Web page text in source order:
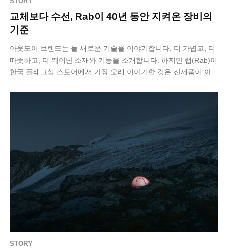
교체보다 수선, Rab이 40년 동안 지켜온 장비의
기준
아웃도어 브랜드는 늘 새로운 기술을 이야기합니다. 더 가볍고, 더
따뜻하고, 더 뛰어난 소재와 기능을 소개합니다. 하지만 랩(Rab)이
한국 플래그십 스토어에서 가장 오래 이야기한 것은 신제품이 아니
STORY